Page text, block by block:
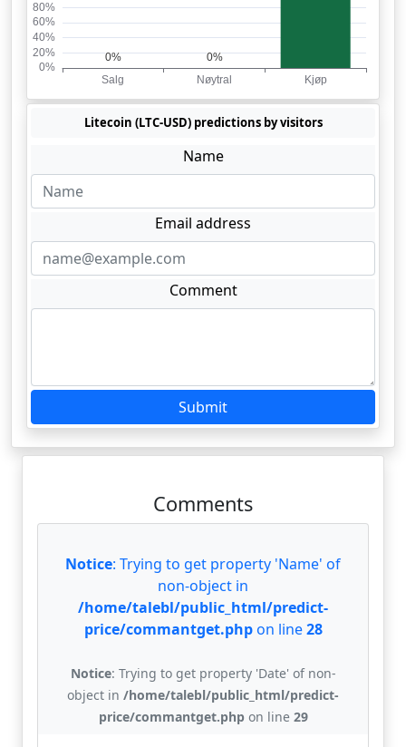
Litecoin (LTC-USD) predictions by visitors
Name
Email address
Comment
Submit
Comments
Notice: Trying to get property 'Name' of
non-object in
/home/talebl/public_html/predict-
price/commantget.phpon line28
Notice: Trying to get property 'Date' of non-
object in /home/talebl/public_html/predict-
price/commantget.phpon line 29